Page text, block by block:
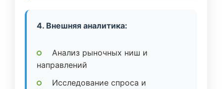
4. Внешняя аналитика:
Анализ рыночных ниш и
направлений
Исследование спроса и